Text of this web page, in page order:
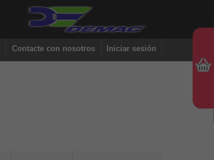
Iniciar sesión
Contacte con nosotros